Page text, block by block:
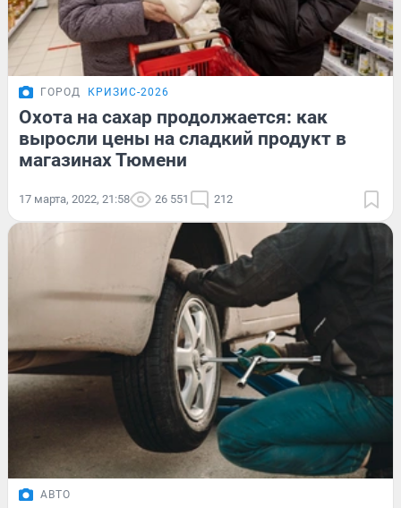
ГОРОД КРИЗИС-2026
Охота на сахар продолжается: как
выросли цены на сладкий продукт в
магазинах Тюмени
17 марта, 2022, 21:58 26 551 212
АВТО